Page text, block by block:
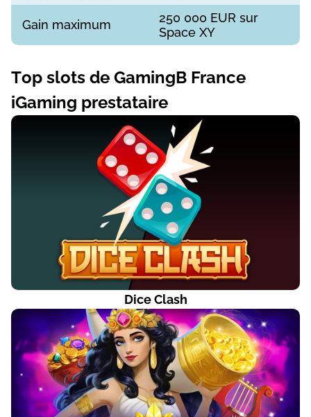
Gаіn mаxіmum
250 000 ЕUR sur
Sрасе XY
Tор slоts dе GаmіngВ Frаnсе
іGаmіng рrеstаtаіrе
Dice Clash